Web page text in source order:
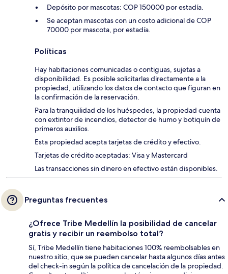
Depósito por mascotas: COP 150000 por estadía.
Se aceptan mascotas con un costo adicional de COP
70000 por mascota, por estadía.
Políticas
Hay habitaciones comunicadas o contiguas, sujetas a
disponibilidad. Es posible solicitarlas directamente a la
propiedad, utilizando los datos de contacto que figuran en
la confirmación de la reservación.
Para la tranquilidad de los huéspedes, la propiedad cuenta
con extintor de incendios, detector de humo y botiquín de
primeros auxilios.
Esta propiedad acepta tarjetas de crédito y efectivo.
Tarjetas de crédito aceptadas: Visa y Mastercard
Las transacciones sin dinero en efectivo están disponibles.
Preguntas frecuentes
¿Ofrece Tribe Medellín la posibilidad de cancelar
gratis y recibir un reembolso total?
Sí, Tribe Medellín tiene habitaciones 100% reembolsables en
nuestro sitio, que se pueden cancelar hasta algunos días antes
del check-in según la política de cancelación de la propiedad.